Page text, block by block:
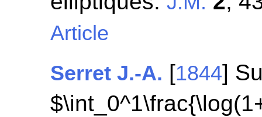
Article
Serret J.-A. [1844]